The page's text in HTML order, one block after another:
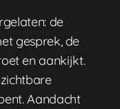
de
gesprek, de
en aankijkt.
Aandacht